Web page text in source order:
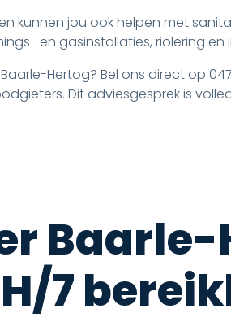
kunnen jou ook helpen met
en gasinstallaties, riolering en
Hertog? Bel ons direct op
Dit adviesgesprek is
7